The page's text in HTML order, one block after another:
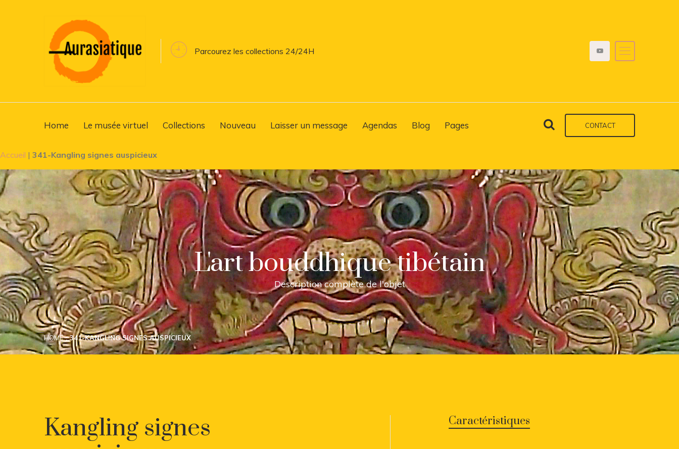
Parcourez les collections 24/24H
Home Le musée virtuel Collections Nouveau Laisser un message Agendas Blog Pages CONTACT
Accueil | 341-Kangling signes auspicieux
L'art bouddhique tibétain
Description complète de l'objet
HOME 341-KANGLING SIGNES AUSPICIEUX
Kangling signes
Caractéristiques